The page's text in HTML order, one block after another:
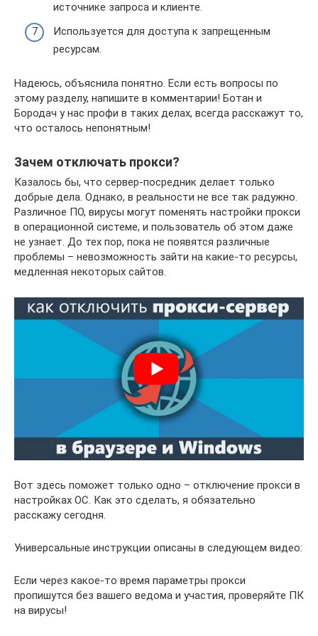
источнике запроса и клиенте.
Используется для доступа к запрещенным
ресурсам.
Надеюсь, объяснила понятно. Если есть вопросы по
этому разделу, напишите в комментарии! Ботан и
Бородач у нас профи в таких делах, всегда расскажут то,
что осталось непонятным!
Зачем отключать прокси?
Казалось бы, что сервер-посредник делает только
добрые дела. Однако, в реальности не все так радужно.
Различное ПО, вирусы могут поменять настройки прокси
в операционной системе, и пользователь об этом даже
не узнает. До тех пор, пока не появятся различные
проблемы – невозможность зайти на какие-то ресурсы,
медленная некоторых сайтов.
Вот здесь поможет только одно – отключение прокси в
настройках ОС. Как это сделать, я обязательно
расскажу сегодня.
Универсальные инструкции описаны в следующем видео:
Если через какое-то время параметры прокси
пропишутся без вашего ведома и участия, проверяйте ПК
на вирусы!